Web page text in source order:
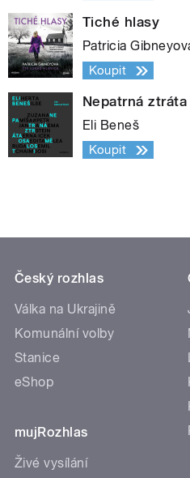
Tiché hlasy
Patricia
Koupit
Nepatrná
Eli Beneš
Koupit
Český rozhlas
Válka na Ukrajině
Komunální volby
Stanice
eShop
mujRozhlas
Živé vysílání